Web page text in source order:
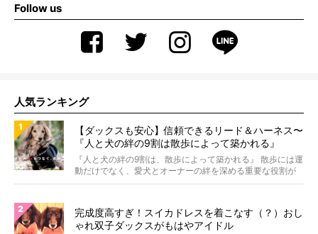
Follow us
人気ランキング
【ダックスも安心】信頼できるリード＆ハーネス〜
『人と犬の絆の9割は散歩によって築かれる』
WOLFGANG MAN＆BEAST〜
『人と犬の絆の9割は、散歩によって築かれる』 散歩には運
動だけでなく、愛犬とオーナーの絆を深める重要な役割が
あ...
完成度高すぎ！スイカドレスを着こなす（？）おし
ゃれ双子ダックスがもはやアイドル